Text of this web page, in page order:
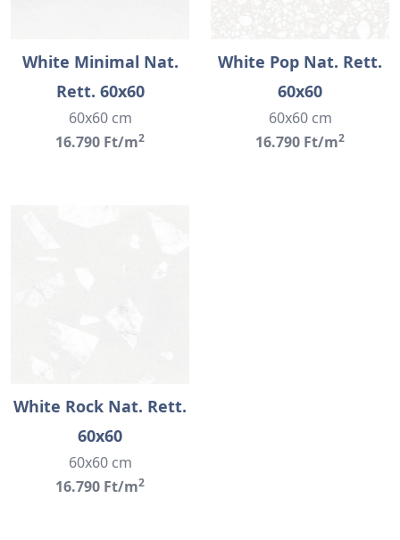
White Minimal Nat.
Rett. 60x60
60x60 cm
16.790 Ft/m2
White Pop Nat. Rett.
60x60
60x60 cm
16.790 Ft/m2
White Rock Nat. Rett.
60x60
60x60 cm
16.790 Ft/m2